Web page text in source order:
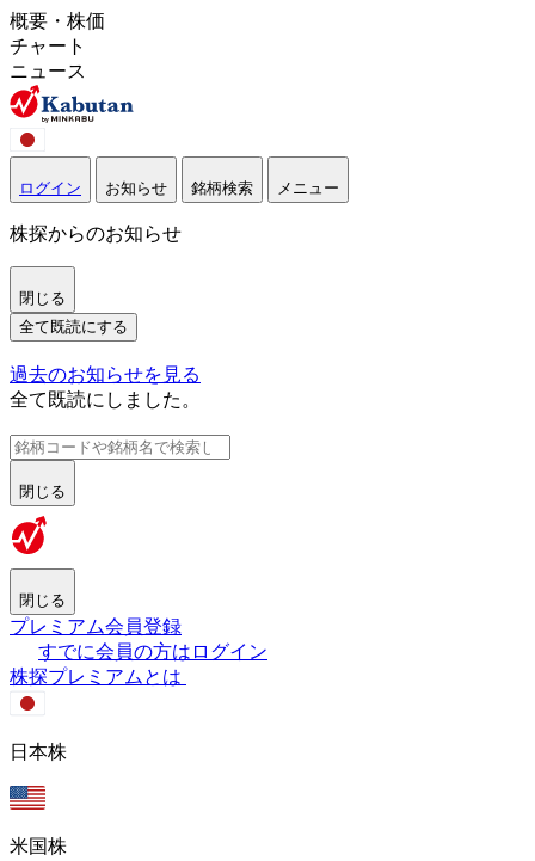
概要・株価
チャート
ニュース
ログイン お知らせ 銘柄検索 メニュー
株探からのお知らせ
閉じる
全て既読にする
過去のお知らせを見る
全て既読にしました。
閉じる
閉じる
プレミアム会員登録
すでに会員の方はログイン
株探プレミアムとは
日本株
米国株